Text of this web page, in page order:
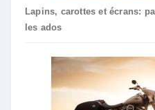
Lapins, carottes et écrans:
les ados